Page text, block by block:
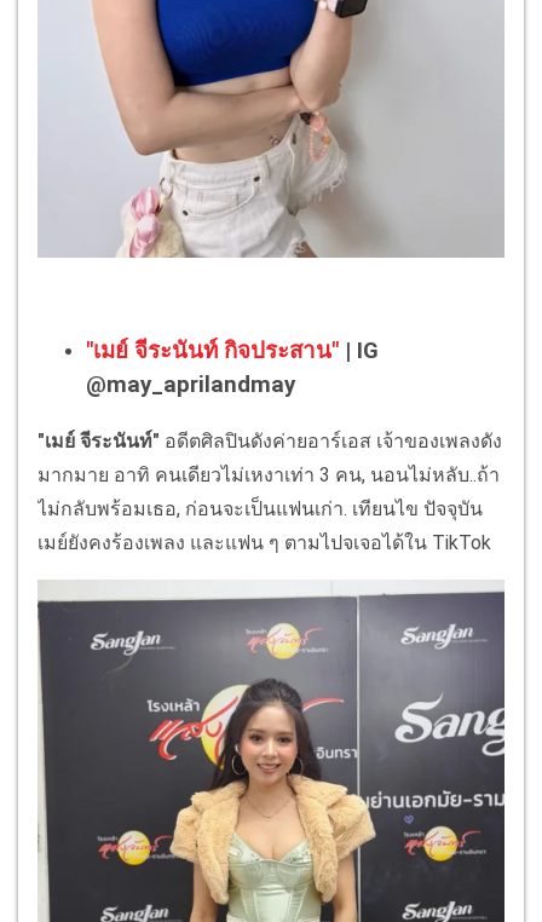
"เมย์ จีระนันท์ กิจประสาน" | IG
@may_aprilandmay
"เมย์ จีระนันท์" อดีตศิลปินดังค่ายอาร์เอส เจ้าของเพลงดัง
มากมาย อาทิ คนเดียวไม่เหงาเท่า 3 คน, นอนไม่หลับ..ถ้า
ไม่กลับพร้อมเธอ, ก่อนจะเป็นแฟนเก่า. เทียนไข ปัจจุบัน
เมย์ยังคงร้องเพลง และแฟน ๆ ตามไปจเจอได้ใน TikTok